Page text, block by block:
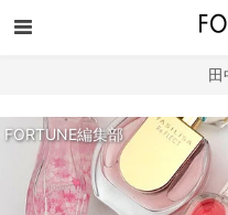
田
FORTUNE編集部